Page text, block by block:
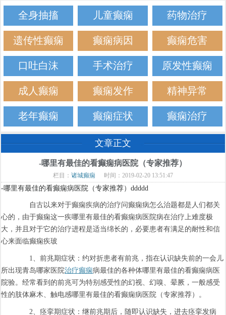
全身抽搐 儿童癫痫 药物治疗
遗传性癫痫 癫痫病因 癫痫危害
口吐白沫 手术治疗 原发性癫痫
成人癫痫 癫痫发作 精神异常
老年癫痫 癫痫症状 癫痫治疗
文章正文
-哪里有最佳的看癫痫病医院（专家推荐）
栏目： 诸城癫痫 时间：2019-02-20 13:51:47
-哪里有最佳的看癫痫病医院（专家推荐）ddddd
自古以来对于癫痫疾病的治疗问癫痫病怎么治题都是人们都关
心的，由于癫痫这一疾哪里有最佳的看癫痫病医院病在治疗上难度极
大，并且对于它的治疗进程是适当绵长的，必要患者有满足的耐性和信
心来面临癫痫疾玻
1、前兆期症状：约对折患者有前兆，指在认识缺失前的一会儿
所出现青岛哪家医院治疗癫痫病最佳的各种体哪里有最佳的看癫痫病医
院验。经常看到的前兆可为特别感受性的幻视、幻嗅、晕厥，一般感受
性的肢体麻木、触电感哪里有最佳的看癫痫病医院（专家推荐）。
2、痉挛期症状：继前兆期后，随即认识缺失，进去痉挛发病